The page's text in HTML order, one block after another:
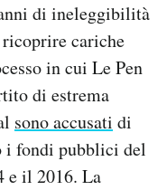
di ineleggibilità
cariche
in cui Le Pen
di estrema
sono accusati di
i fondi pubblici del
e il 2016. La